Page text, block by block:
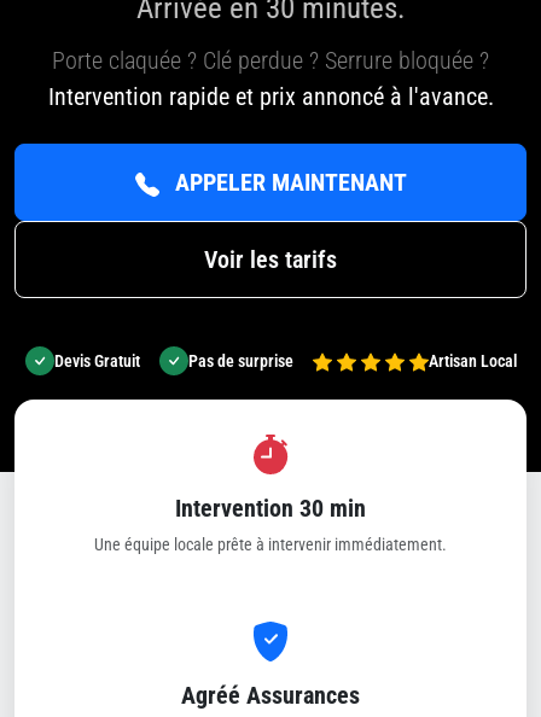
Arrivée en 30 minutes.
Porte claquée ? Clé perdue ? Serrure bloquée ?
Intervention rapide et prix annoncé à l'avance.
APPELER MAINTENANT
Voir les tarifs
Devis Gratuit Pas de surprise Artisan Local
Intervention 30 min
Une équipe locale prête à intervenir immédiatement.
Agréé Assurances